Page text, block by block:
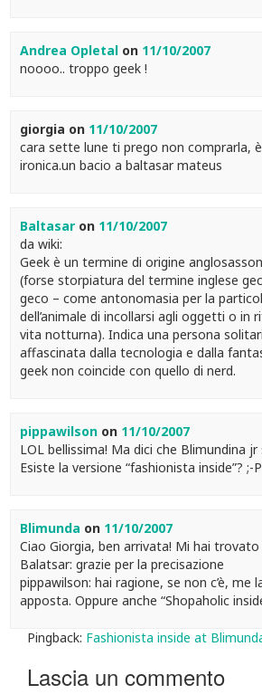
Andrea Opletalon 11/10/2007
noooo.. troppo geek !
giorgia on 11/10/2007
cara sette lune ti prego non comprarla,
ironica.un bacio a baltasar mateus
Baltasaron 11/10/2007
da wiki:
Geek è un termine di origine
(forse storpiatura del termine inglese
geco – come antonomasia per la
dell’animale di incollarsi agli oggetti o in
vita notturna). Indica una persona
affascinata dalla tecnologia e dalla
geek non coincide con quello di nerd.
pippawilsonon 11/10/2007
LOL bellissima! Ma dici che Blimundina jr
Esiste la versione “fashionista inside”? ;-P
Blimunda on 11/10/2007
Ciao Giorgia, ben arrivata! Mi hai trovato
Balatsar: grazie per la precisazione
pippawilson: hai ragione, se non c’è, me
apposta. Oppure anche “Shopaholic
Pingback: Fashionista inside at
Lascia un commento